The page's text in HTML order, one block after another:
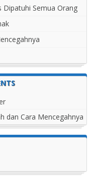
Dipatuhi Semua Orang
dan Cara Mencegahnya